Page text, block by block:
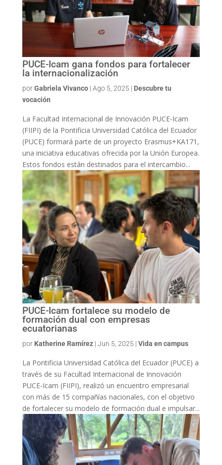
PUCE-Icam gana fondos para fortalecer
la internacionalización
porGabriela Vivanco| Ago 5, 2025 | Descubre tu
vocación
La Facultad Internacional de Innovación PUCE-Icam
(FIIPI) de la Pontificia Universidad Católica del Ecuador
(PUCE) formará parte de un proyecto Erasmus+KA171,
una iniciativa educativas ofrecida por la Unión Europea.
Estos fondos están destinados para el intercambio...
PUCE-Icam fortalece su modelo de
formación dual con empresas
ecuatorianas
por Katherine Ramírez| Jun 5, 2025 | Vida en campus
La Pontificia Universidad Católica del Ecuador (PUCE) a
través de su Facultad Internacional de Innovación
PUCE-Icam (FIIPI), realizó un encuentro empresarial
con más de 15 compañías nacionales, con el objetivo
de fortalecer su modelo de formación dual e impulsar...